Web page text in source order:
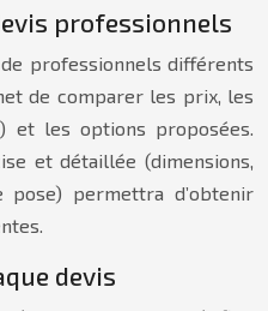
professionnels
professionnels différents
de comparer les prix, les
et les options proposées.
et détaillée (dimensions,
pose) permettra d’obtenir
devis